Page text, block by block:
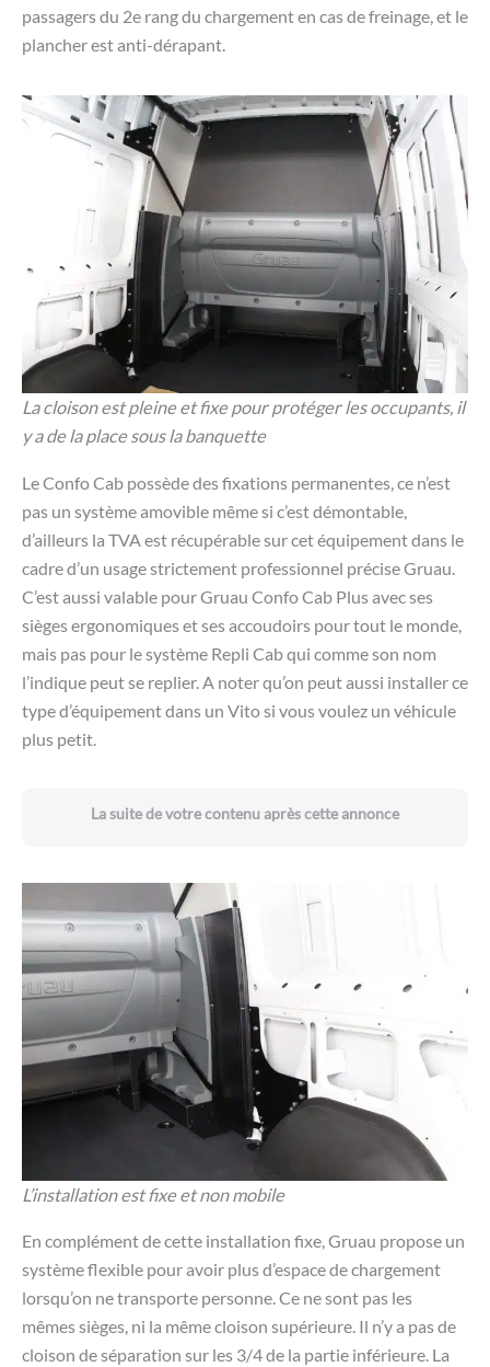
passagers du 2e rang du chargement en cas de freinage, et le
plancher est anti-dérapant.
La cloison est pleine et fixe pour protéger les occupants, il
y a de la place sous la banquette
Le Confo Cab possède des fixations permanentes, ce n’est
pas un système amovible même si c’est démontable,
d’ailleurs la TVA est récupérable sur cet équipement dans le
cadre d’un usage strictement professionnel précise Gruau.
C’est aussi valable pour Gruau Confo Cab Plus avec ses
sièges ergonomiques et ses accoudoirs pour tout le monde,
mais pas pour le système Repli Cab qui comme son nom
l’indique peut se replier. A noter qu’on peut aussi installer ce
type d’équipement dans un Vito si vous voulez un véhicule
plus petit.
La suite de votre contenu après cette annonce
L’installation est fixe et non mobile
En complément de cette installation fixe, Gruau propose un
système flexible pour avoir plus d’espace de chargement
lorsqu’on ne transporte personne. Ce ne sont pas les
mêmes sièges, ni la même cloison supérieure. Il n’y a pas de
cloison de séparation sur les 3/4 de la partie inférieure. La